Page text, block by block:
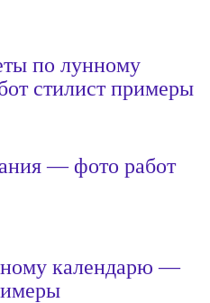
по лунному
стилист примеры
— фото работ
календарю —